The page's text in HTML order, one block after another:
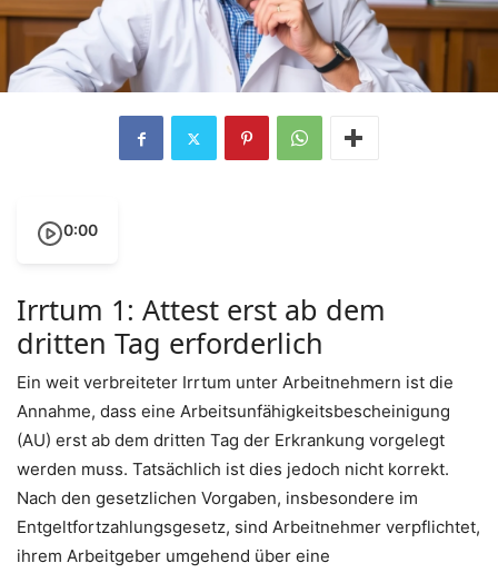
0:00
Irrtum 1: Attest erst ab dem
dritten Tag erforderlich
Ein weit verbreiteter Irrtum unter Arbeitnehmern ist die
Annahme, dass eine Arbeitsunfähigkeitsbescheinigung
(AU) erst ab dem dritten Tag der Erkrankung vorgelegt
werden muss. Tatsächlich ist dies jedoch nicht korrekt.
Nach den gesetzlichen Vorgaben, insbesondere im
Entgeltfortzahlungsgesetz, sind Arbeitnehmer verpflichtet,
ihrem Arbeitgeber umgehend über eine